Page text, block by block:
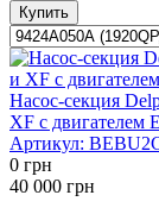
Купить
Насос-секция
XF с двигателем
Артикул:
0 грн
40 000 грн